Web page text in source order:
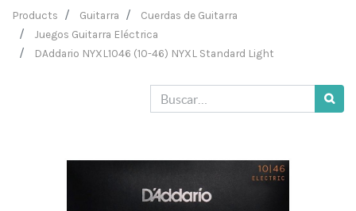
Products Guitarra
Cuerdas de Guitarra
Juegos Guitarra Eléctrica
DAddario NYXL1046 (10-46) NYXL Standard Light